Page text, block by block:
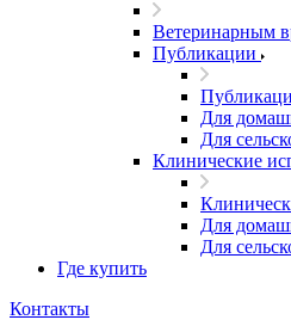
Ветеринарным
Публикации
Для
Для
Клинические
Для
Для
Где купить
Контакты